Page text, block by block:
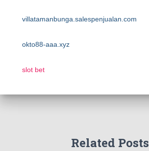
villatamanbunga.salespenjualan.com
okto88-aaa.xyz
slot bet
Related Posts